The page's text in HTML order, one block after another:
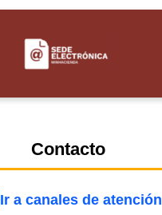
Contacto
Ir a canales de atención